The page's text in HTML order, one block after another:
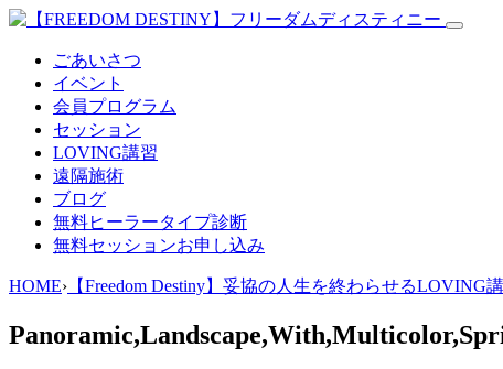
ごあいさつ
イベント
会員プログラム
セッション
LOVING講習
遠隔施術
ブログ
無料ヒーラータイプ診断
無料セッションお申し込み
HOME› 【Freedom Destiny】妥協の人生を終わらせるLOVING